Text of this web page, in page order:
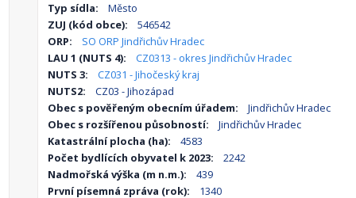
Typ sídla:
Město
ZUJ (kód obce):
546542
ORP:
SO ORP Jindřichův Hradec
LAU 1 (NUTS 4):
CZ0313 - okres Jindřichův Hradec
NUTS 3:
CZ031 - Jihočeský kraj
NUTS2:
CZ03 - Jihozápad
Obec s pověřeným obecním úřadem:
Jindřichův Hradec
Obec s rozšířenou působností:
Jindřichův Hradec
Katastrální plocha (ha):
4583
Počet bydlících obyvatel k 2023:
2242
Nadmořská výška (m n.m.):
439
První písemná zpráva (rok):
1340